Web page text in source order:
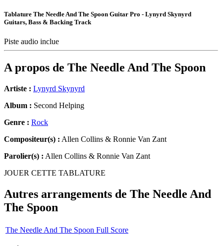
Tablature The Needle And The Spoon Guitar Pro - Lynyrd Skynyrd
Guitars, Bass & Backing Track
Piste audio inclue
A propos de The Needle And The Spoon
Artiste : Lynyrd Skynyrd
Album : Second Helping
Genre : Rock
Compositeur(s) : Allen Collins & Ronnie Van Zant
Parolier(s) : Allen Collins & Ronnie Van Zant
JOUER CETTE TABLATURE
Autres arrangements de The Needle And
The Spoon
The Needle And The Spoon Full Score